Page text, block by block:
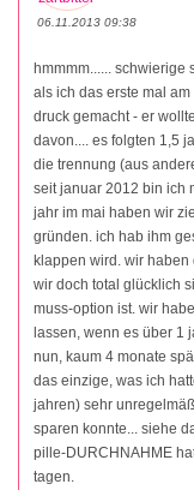
06.11.2013 09:38
hmmmm...... schwierige
als ich das erste mal
druck gemacht - er
davon.... es folgten 1,5
die trennung (aus
seit januar 2012 bin ich
jahr im mai haben wir
gründen. ich hab ihm
klappen wird. wir haben
wir doch total glücklich
muss-option ist. wir
lassen, wenn es über 1
nun, kaum 4 monate
das einzige, was ich
jahren) sehr
sparen konnte... siehe
pille-DURCHNAHME
tagen.